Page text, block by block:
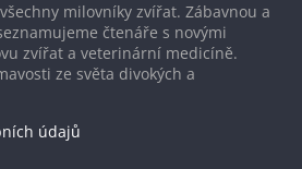
milovníky zvířat. Zábavnou a
čtenáře s novými
zvířat a veterinární medicíně.
ze světa divokých a
údajů